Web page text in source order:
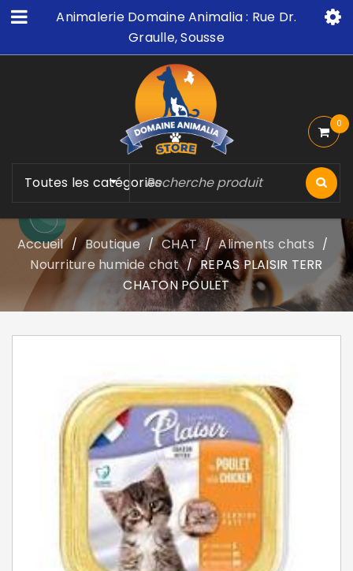
Animalerie Domaine Animalia : Rue Dr.
Graulle, Sousse
Toutes les catégories
0
Accueil / Boutique / CHAT / Aliments chats /
Nourriture humide chat / REPAS PLAISIR TERR
CHATON POULET